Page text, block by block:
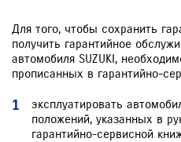
НОВОСТИ
ЗАКАЗАТЬ ЗВОНОК
Для того, чтобы сохранить
получить гарантийное
автомобиля SUZUKI,
прописанных в гарантийно-
эксплуатировать
положений, указанных в
гарантийно-сервисной